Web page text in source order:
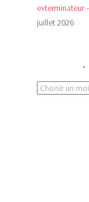
exterminateur
juillet 2026
Archives